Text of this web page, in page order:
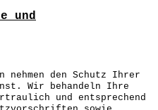
und
den Schutz Ihrer
Wir behandeln Ihre
und entsprechend